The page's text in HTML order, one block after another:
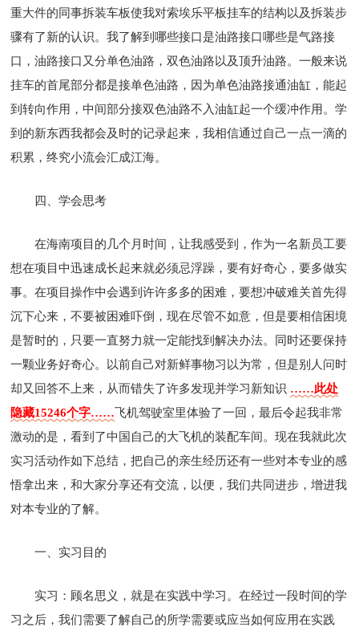
重大件的同事拆装车板使我对索埃乐平板挂车的结构以及拆装步
骤有了新的认识。我了解到哪些接口是油路接口哪些是气路接
口，油路接口又分单色油路，双色油路以及顶升油路。一般来说
挂车的首尾部分都是接单色油路，因为单色油路接通油缸，能起
到转向作用，中间部分接双色油路不入油缸起一个缓冲作用。学
到的新东西我都会及时的记录起来，我相信通过自己一点一滴的
积累，终究小流会汇成江海。
四、学会思考
在海南项目的几个月时间，让我感受到，作为一名新员工要
想在项目中迅速成长起来就必须忌浮躁，要有好奇心，要多做实
事。在项目操作中会遇到许许多多的困难，要想冲破难关首先得
沉下心来，不要被困难吓倒，现在尽管不如意，但是要相信困境
是暂时的，只要一直努力就一定能找到解决办法。同时还要保持
一颗业务好奇心。以前自己对新鲜事物习以为常，但是别人问时
却又回答不上来，从而错失了许多发现并学习新知识 ……此处
隐藏15246个字……飞机驾驶室里体验了一回，最后令起我非常
激动的是，看到了中国自己的大飞机的装配车间。现在我就此次
实习活动作如下总结，把自己的亲生经历还有一些对本专业的感
悟拿出来，和大家分享还有交流，以便，我们共同进步，增进我
对本专业的了解。
一、实习目的
实习：顾名思义，就是在实践中学习。在经过一段时间的学
习之后，我们需要了解自己的所学需要或应当如何应用在实践